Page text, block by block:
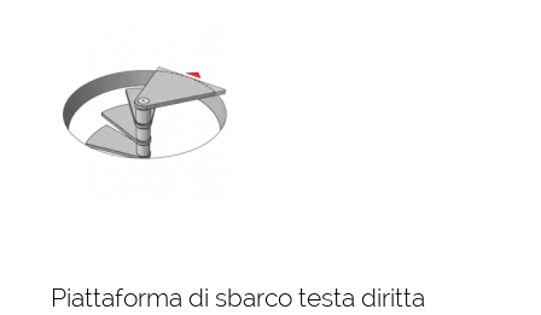
Piattaforma di sbarco testa diritta